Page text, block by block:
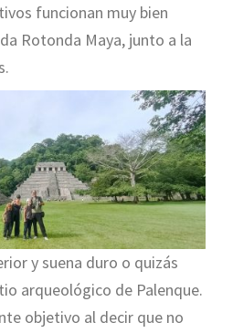
funcionan muy bien
Rotonda Maya, junto a la
y suena duro o quizás
arqueológico de Palenque.
objetivo al decir que no